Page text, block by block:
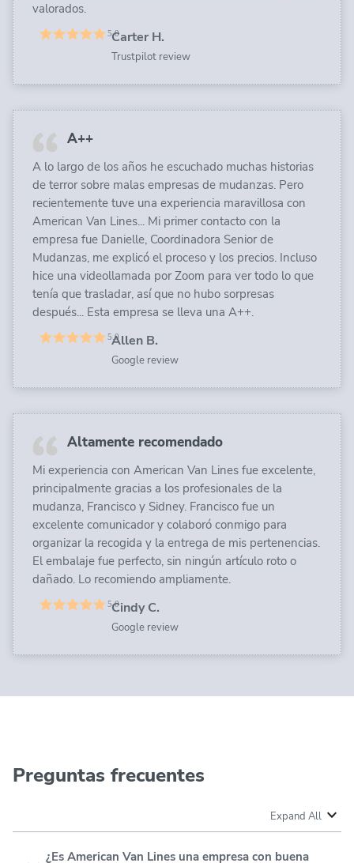
valorados.
Carter H.
Trustpilot review
A++
A lo largo de los años he escuchado muchas historias
de terror sobre malas empresas de mudanzas. Pero
recientemente tuve una experiencia maravillosa con
American Van Lines... Mi primer contacto con la
empresa fue Danielle, Coordinadora Senior de
Mudanzas, me explicó el proceso y los precios. Incluso
hice una videollamada por Zoom para ver todo lo que
tenía que trasladar, así que no hubo sorpresas
después... Esta empresa se lleva una A++.
Allen B.
Google review
Altamente recomendado
Mi experiencia con American Van Lines fue excelente,
principalmente gracias a los profesionales de la
mudanza, Francisco y Sidney. Francisco fue un
excelente comunicador y colaboró ​​conmigo para
organizar la recogida y la entrega de mis pertenencias.
El embalaje fue perfecto, sin ningún artículo roto o
dañado. Lo recomiendo ampliamente.
Cindy C.
Google review
Preguntas frecuentes
Expand All
¿Es American Van Lines una empresa con buena